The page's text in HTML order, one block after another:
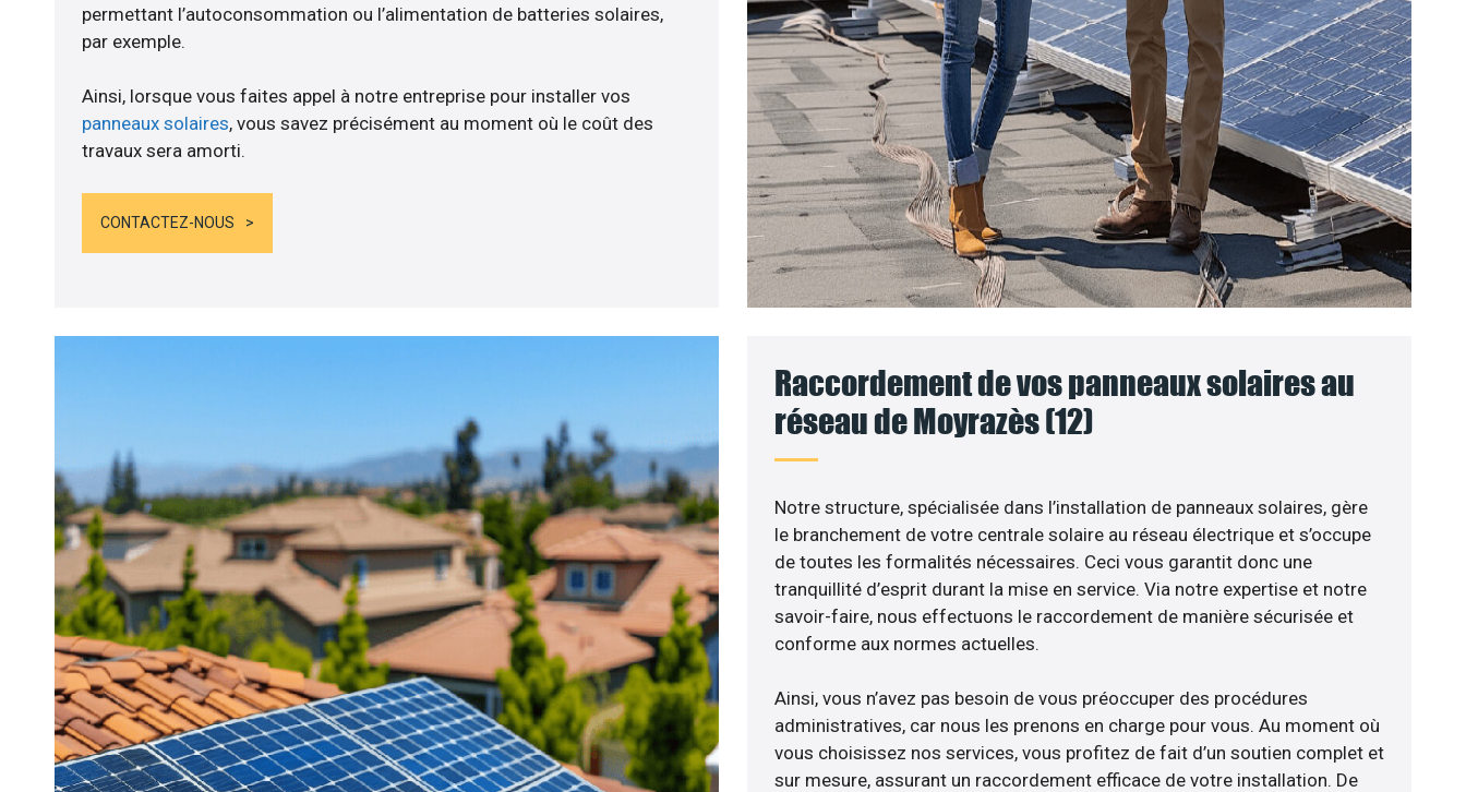
permettant l’autoconsommation ou l’alimentation de batteries solaires,
par exemple.
Ainsi, lorsque vous faites appel à notre entreprise pour installer vos
panneaux solaires, vous savez précisément au moment où le coût des
travaux sera amorti.
CONTACTEZ-NOUS
Raccordement de vos panneaux solaires au
réseau de Moyrazès (12)
Notre structure, spécialisée dans l’installation de panneaux solaires, gère
le branchement de votre centrale solaire au réseau électrique et s’occupe
de toutes les formalités nécessaires. Ceci vous garantit donc une
tranquillité d’esprit durant la mise en service. Via notre expertise et notre
savoir-faire, nous effectuons le raccordement de manière sécurisée et
conforme aux normes actuelles.
Ainsi, vous n’avez pas besoin de vous préoccuper des procédures
administratives, car nous les prenons en charge pour vous. Au moment où
vous choisissez nos services, vous profitez de fait d’un soutien complet et
sur mesure, assurant un raccordement efficace de votre installation. De